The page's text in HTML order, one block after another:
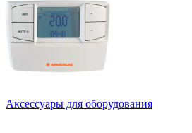
Аксессуары для оборудования